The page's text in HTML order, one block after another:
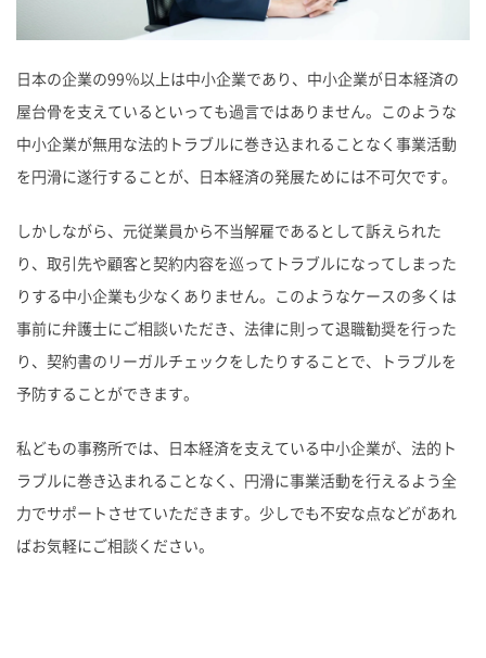
日本の企業の99％以上は中小企業であり、中小企業が日本経済の
屋台骨を支えているといっても過言ではありません。このような
中小企業が無用な法的トラブルに巻き込まれることなく事業活動
を円滑に遂行することが、日本経済の発展ためには不可欠です。
しかしながら、元従業員から不当解雇であるとして訴えられた
り、取引先や顧客と契約内容を巡ってトラブルになってしまった
りする中小企業も少なくありません。このようなケースの多くは
事前に弁護士にご相談いただき、法律に則って退職勧奨を行った
り、契約書のリーガルチェックをしたりすることで、トラブルを
予防することができます。
私どもの事務所では、日本経済を支えている中小企業が、法的ト
ラブルに巻き込まれることなく、円滑に事業活動を行えるよう全
力でサポートさせていただきます。少しでも不安な点などがあれ
ばお気軽にご相談ください。